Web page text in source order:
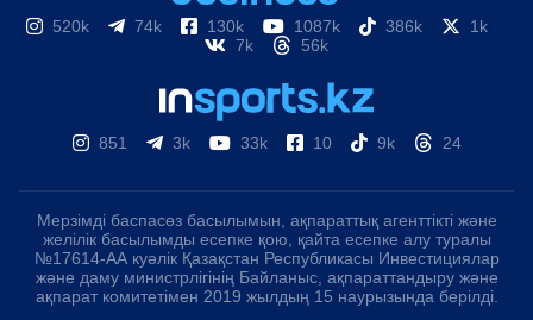
520k 74k 130k 1087k 386k
1k
7k
56k
851 3k 33k 10 9k 24
Мерзімді баспасөз басылымын, ақпараттық агенттікті және
желілік басылымды есепке қою, қайта есепке алу туралы
№17614-АА куәлік Қазақстан Республикасы Инвестициялар
және даму министрлігінің Байланыс, ақпараттандыру және
ақпарат комитетімен 2019 жылдың 15 наурызында берілді.